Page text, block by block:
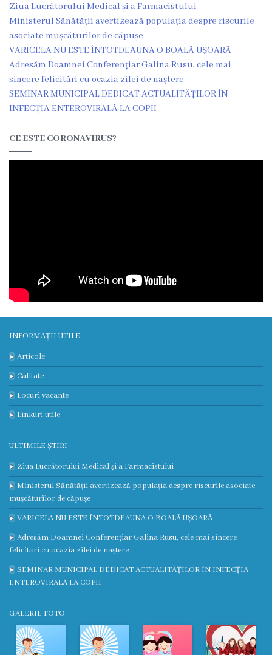
nr.
2
Secția
nr.
Secția
și
Laborator
Transparență
Contract
Planul
de
achiziții
Anunțuri
achiziții
publice
Audit
Contracte
Ziua Lucrătorului Medical și a Farmacistului
Ministerul Sănătății avertizează populația despre riscurile
asociate mușcăturilor de căpușe
VARICELA NU ESTE ÎNTOTDEAUNA O BOALĂ UȘOARĂ
Adresăm Doamnei Conferențiar Galina Rusu, cele mai
sincere felicitări cu ocazia zilei de naștere
SEMINAR MUNICIPAL DEDICAT ACTUALITĂȚILOR ÎN
INFECȚIA ENTEROVIRALĂ LA COPII
CE ESTE CORONAVIRUS?
INFORMAȚII UTILE
Articole
Calitate
Locuri vacante
Linkuri utile
ULTIMILE ȘTIRI
Ziua Lucrătorului Medical și a Farmacistului
Ministerul Sănătății avertizează populația despre riscurile asociate
mușcăturilor de căpușe
VARICELA NU ESTE ÎNTOTDEAUNA O BOALĂ UȘOARĂ
Adresăm Doamnei Conferențiar Galina Rusu, cele mai sincere
felicitări cu ocazia zilei de naștere
SEMINAR MUNICIPAL DEDICAT ACTUALITĂȚILOR ÎN INFECȚIA
ENTEROVIRALĂ LA COPII
GALERIE FOTO